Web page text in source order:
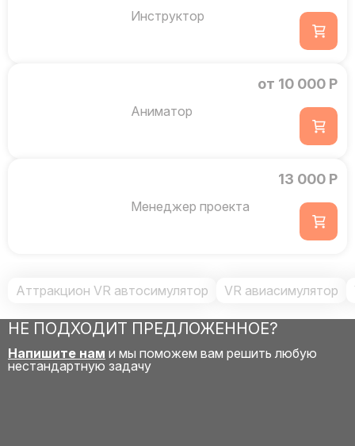
Инструктор
Аниматор
от 10 000 Р
Менеджер проекта
13 000 Р
Аттракцион VR автосимулятор VR авиасимулятор
НЕ ПОДХОДИТ ПРЕДЛОЖЕННОЕ?
Напишите нам и мы поможем вам решить любую
нестандартную задачу